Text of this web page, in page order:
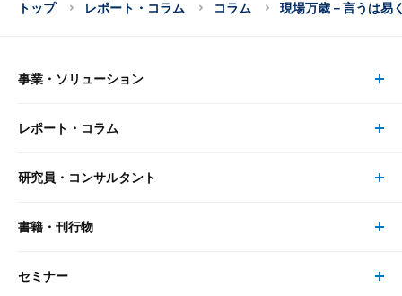
トップ レポート・コラム コラム 現場万歳－言うは易
事業・ソリューション
事業・ソリューション トップ
リサーチ
レポート・コラム
レポート・コラム トップ
最新のレポート・コラム
研究員・コンサルタント
研究員・コンサルタント トップ
研究員
書籍・刊行物
書籍・刊行物 トップ
セミナー